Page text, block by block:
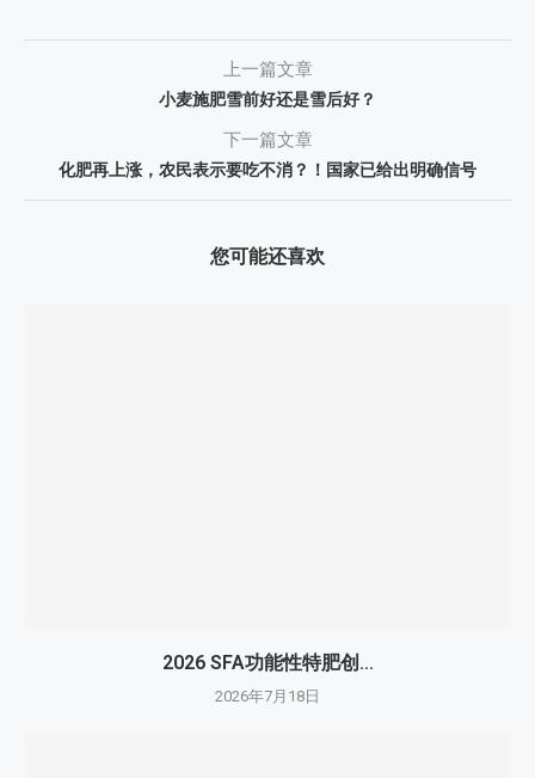
上一篇文章
小麦施肥雪前好还是雪后好？
下一篇文章
化肥再上涨，农民表示要吃不消？！国家已给出明确信号
您可能还喜欢
2026 SFA功能性特肥创...
2026年7月18日